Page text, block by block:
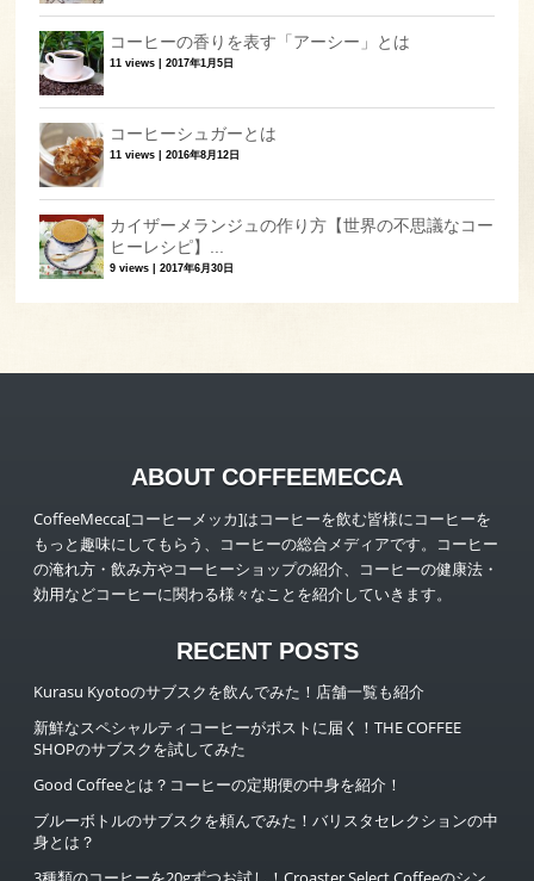
コーヒーの香りを表す「アーシー」とは
11 views |2017年1月5日
コーヒーシュガーとは
11 views |2016年8月12日
カイザーメランジュの作り方【世界の不思議なコー
ヒーレシピ】...
9 views |2017年6月30日
ABOUT COFFEEMECCA
CoffeeMecca[コーヒーメッカ]はコーヒーを飲む皆様にコーヒーを
もっと趣味にしてもらう、コーヒーの総合メディアです。コーヒー
の淹れ方・飲み方やコーヒーショップの紹介、コーヒーの健康法・
効用などコーヒーに関わる様々なことを紹介していきます。
RECENT POSTS
Kurasu Kyotoのサブスクを飲んでみた！店舗一覧も紹介
新鮮なスペシャルティコーヒーがポストに届く！THE COFFEE
SHOPのサブスクを試してみた
Good Coffeeとは？コーヒーの定期便の中身を紹介！
ブルーボトルのサブスクを頼んでみた！バリスタセレクションの中
身とは？